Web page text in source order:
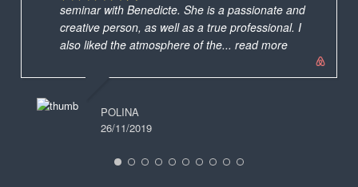
seminar with Benedicte. She is a passionate and
creative person, as well as a true professional. I
also liked the atmosphere of the... read more
POLINA
26/11/2019